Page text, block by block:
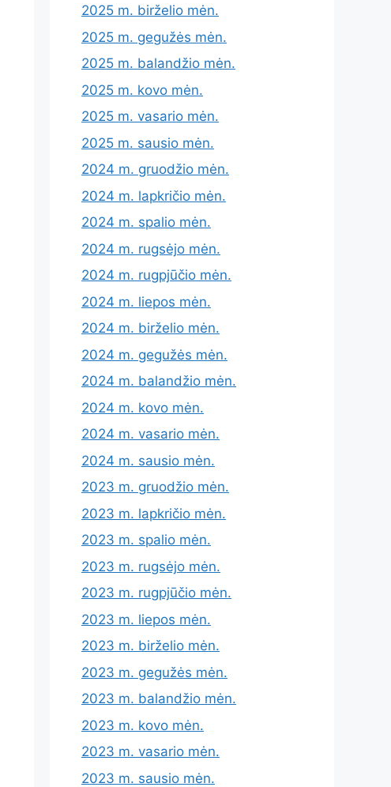
2025 m. birželio mėn.
2025 m. gegužės mėn.
2025 m. balandžio mėn.
2025 m. kovo mėn.
2025 m. vasario mėn.
2025 m. sausio mėn.
2024 m. gruodžio mėn.
2024 m. lapkričio mėn.
2024 m. spalio mėn.
2024 m. rugsėjo mėn.
2024 m. rugpjūčio mėn.
2024 m. liepos mėn.
2024 m. birželio mėn.
2024 m. gegužės mėn.
2024 m. balandžio mėn.
2024 m. kovo mėn.
2024 m. vasario mėn.
2024 m. sausio mėn.
2023 m. gruodžio mėn.
2023 m. lapkričio mėn.
2023 m. spalio mėn.
2023 m. rugsėjo mėn.
2023 m. rugpjūčio mėn.
2023 m. liepos mėn.
2023 m. birželio mėn.
2023 m. gegužės mėn.
2023 m. balandžio mėn.
2023 m. kovo mėn.
2023 m. vasario mėn.
2023 m. sausio mėn.